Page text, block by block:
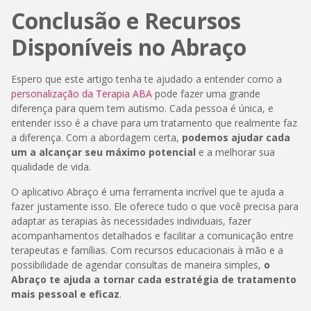
Conclusão e Recursos
Disponíveis no Abraço
Espero que este artigo tenha te ajudado a entender como a
personalização da Terapia ABA pode fazer uma grande
diferença para quem tem autismo. Cada pessoa é única, e
entender isso é a chave para um tratamento que realmente faz
a diferença. Com a abordagem certa, podemos ajudar cada
um a alcançar seu máximo potencial e a melhorar sua
qualidade de vida.
O aplicativo Abraço é uma ferramenta incrível que te ajuda a
fazer justamente isso. Ele oferece tudo o que você precisa para
adaptar as terapias às necessidades individuais, fazer
acompanhamentos detalhados e facilitar a comunicação entre
terapeutas e famílias. Com recursos educacionais à mão e a
possibilidade de agendar consultas de maneira simples, o
Abraço te ajuda a tornar cada estratégia de tratamento
mais pessoal e eficaz.